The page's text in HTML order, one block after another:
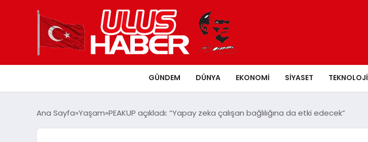
GÜNDEM DÜNYA EKONOMI SIYASET TEKNOLOJI
Ana Sayfa Yaşam PEAKUP açıkladı: “Yapay zeka çalışan bağlılığına da etki edecek”